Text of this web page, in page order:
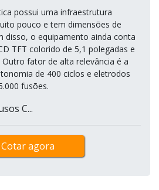
possui uma infraestrutura
pouco e tem dimensões de
disso, o equipamento ainda conta
TFT colorido de 5,1 polegadas e
fator de alta relevância é a
de 400 ciclos e eletrodos
fusões.
C...
Cotar agora